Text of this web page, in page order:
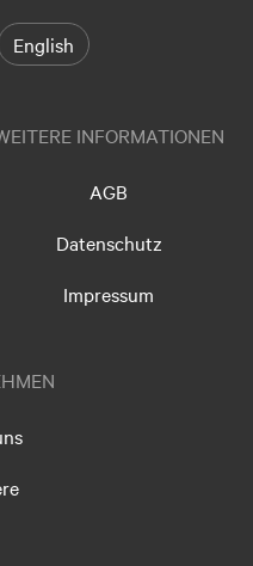
English
INFORMATIONEN
AGB
Datenschutz
Impressum